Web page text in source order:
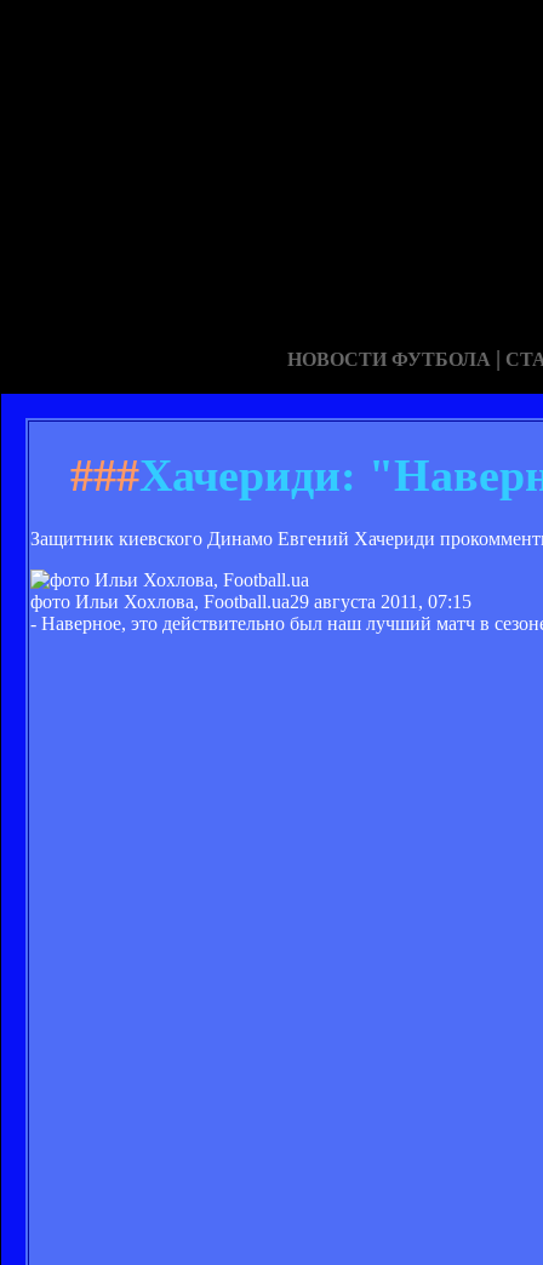
НОВОСТИ ФУТБОЛА |
###Хачериди:
Защитник киевского Динамо Евгений Хачериди
фото Ильи Хохлова, Football.ua29 августа 2011, 07:15
- Наверное, это действительно был наш лучший матч в